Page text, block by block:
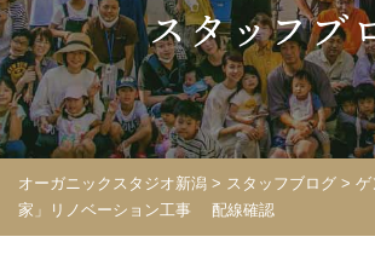
スタッフブ
オーガニックスタジオ新潟 > スタッフブログ > ゲ
家」リノベーション工事 配線確認